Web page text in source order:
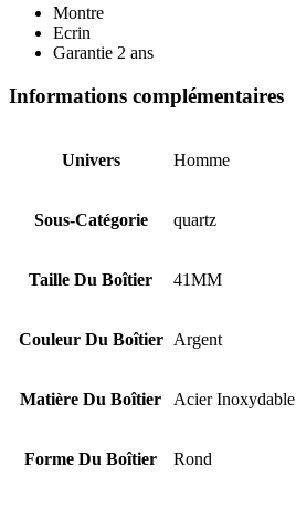
Montre
Ecrin
Garantie 2 ans
Informations complémentaires
Univers Homme
Sous-Catégorie quartz
Taille Du Boîtier 41MM
Couleur Du Boîtier Argent
Matière Du Boîtier Acier Inoxydable
Forme Du Boîtier Rond